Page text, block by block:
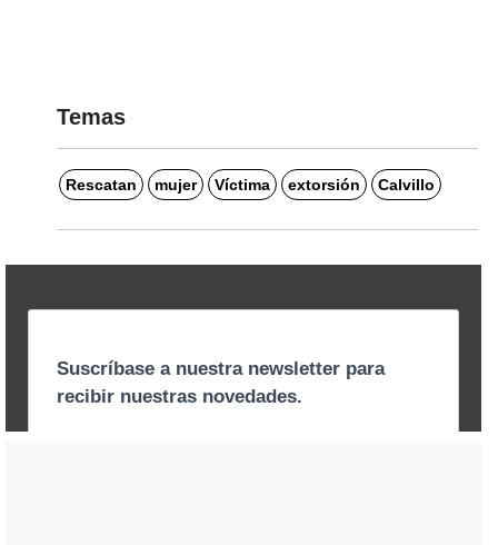
Temas
Rescatan mujer Víctima extorsión Calvillo